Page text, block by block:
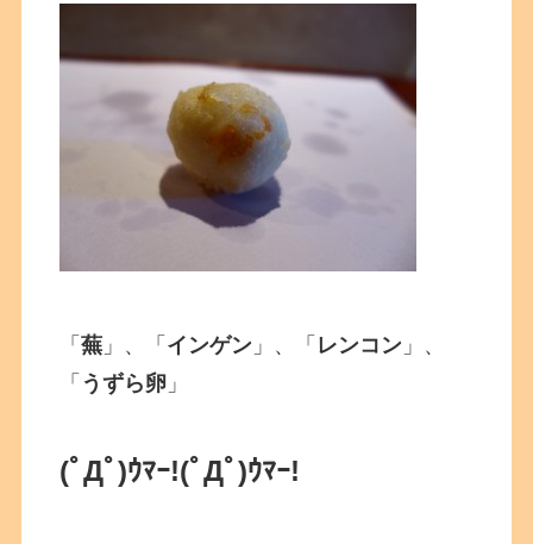
「蕪 」、「 インゲン 」、「 レンコン 」、
「 うずら卵 」
(ﾟДﾟ)ｳﾏｰ!(ﾟДﾟ)ｳﾏｰ!